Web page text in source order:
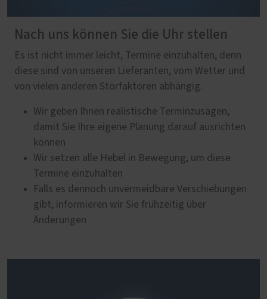
Nach uns können Sie die Uhr stellen
Es ist nicht immer leicht, Termine einzuhalten, denn
diese sind von unseren Lieferanten, vom Wetter und
von vielen anderen Störfaktoren abhängig.
Wir geben Ihnen realistische Terminzusagen,
damit Sie Ihre eigene Planung darauf ausrichten
können
Wir setzen alle Hebel in Bewegung, um diese
Termine einzuhalten
Falls es dennoch unvermeidbare Verschiebungen
gibt, informieren wir Sie frühzeitig über
Änderungen